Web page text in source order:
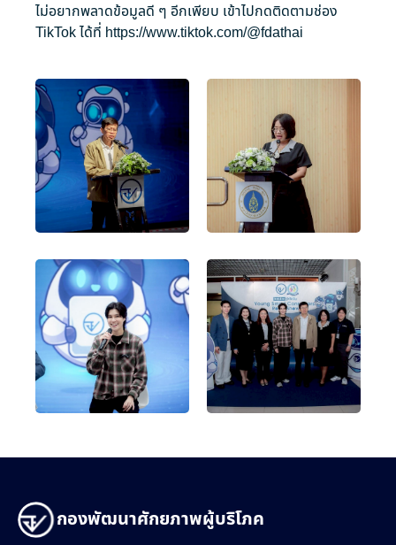
ไม่อยากพลาดข้อมูลดี ๆ อีกเพียบ เข้าไปกดติดตามช่อง
TikTok ได้ที่ https://www.tiktok.com/@fdathai
กองพัฒนาศักยภาพผู้บริโภค